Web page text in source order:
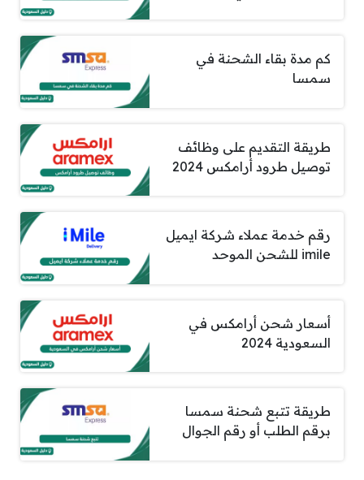
كم مدة بقاء الشحنة في
سمسا
طريقة التقديم على وظائف
توصيل طرود أرامكس 2024
رقم خدمة عملاء شركة ايميل
imile للشحن الموحد
أسعار شحن أرامكس في
السعودية 2024
طريقة تتبع شحنة سمسا
برقم الطلب أو رقم الجوال